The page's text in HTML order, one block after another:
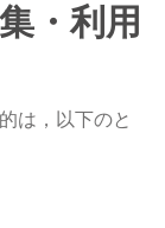
・利用
は，以下のと